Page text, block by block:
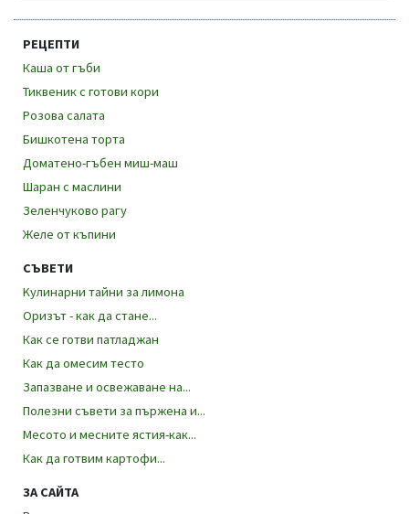
РЕЦЕПТИ
Каша от гъби
Тиквеник с готови кори
Розова салата
Бишкотена торта
Доматено-гъбен миш-маш
Шаран с маслини
Зеленчуково рагу
Желе от къпини
СЪВЕТИ
Kулинарни тайни за лимона
Оризът - как да стане...
Как се готви патладжан
Как да омесим тесто
Запазване и освежаване на...
Полезни съвети за пържена и...
Месото и месните ястия-как...
Как да готвим картофи...
ЗА САЙТА